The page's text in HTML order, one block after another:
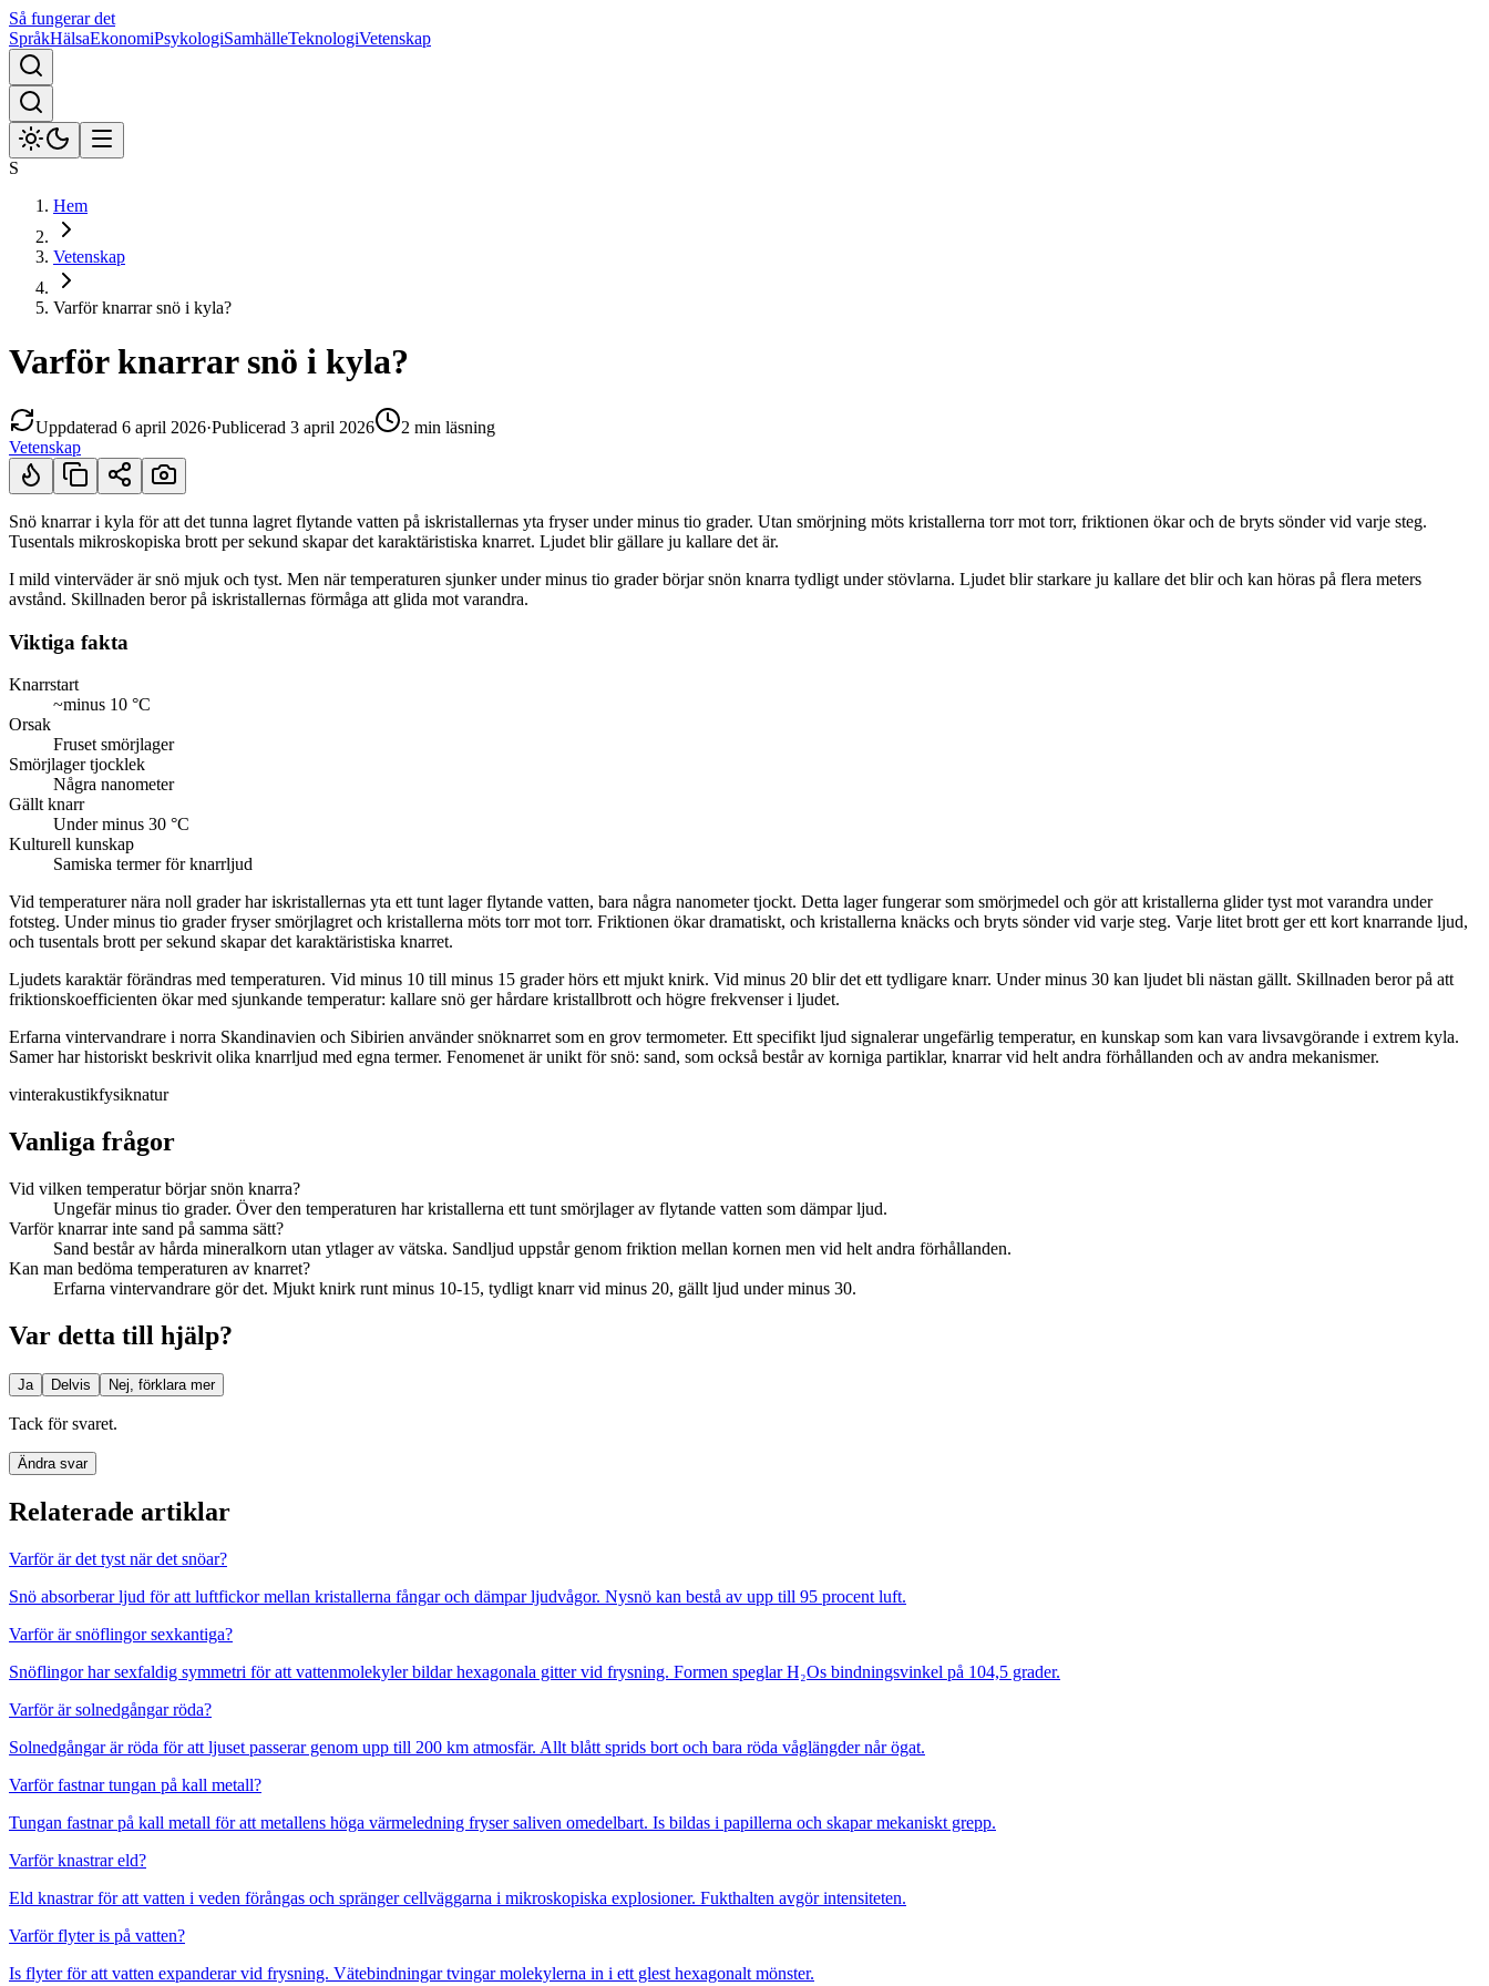
Så fungerar det
SpråkHälsaEkonomiPsykologiSamhälleTeknologiVetenskap
S
Hem
Vetenskap
Varför knarrar snö i kyla?
Varför knarrar snö i kyla?
Uppdaterad 6 april 2026·Publicerad 3 april 2026 2 min läsning
Vetenskap
Kort svar
Snö knarrar i kyla för att det tunna lagret flytande vatten på iskristallernas yta fryser under minus tio grader. Utan smörjning möts kristallerna torr mot torr, friktionen ökar och de bryts sönder vid varje steg.
Tusentals mikroskopiska brott per sekund skapar det karaktäristiska knarret. Ljudet blir gällare ju kallare det är.
I mild vinterväder är snö mjuk och tyst. Men när temperaturen sjunker under minus tio grader börjar snön knarra tydligt under stövlarna. Ljudet blir starkare ju kallare det blir och kan höras på flera meters
avstånd. Skillnaden beror på iskristallernas förmåga att glida mot varandra.
Viktiga fakta
Knarrstart
~minus 10 °C
Orsak
Fruset smörjlager
Smörjlager tjocklek
Några nanometer
Gällt knarr
Under minus 30 °C
Kulturell kunskap
Samiska termer för knarrljud
Vid temperaturer nära noll grader har iskristallernas yta ett tunt lager flytande vatten, bara några nanometer tjockt. Detta lager fungerar som smörjmedel och gör att kristallerna glider tyst mot varandra under
fotsteg. Under minus tio grader fryser smörjlagret och kristallerna möts torr mot torr. Friktionen ökar dramatiskt, och kristallerna knäcks och bryts sönder vid varje steg. Varje litet brott ger ett kort knarrande ljud,
och tusentals brott per sekund skapar det karaktäristiska knarret.
Ljudets karaktär förändras med temperaturen. Vid minus 10 till minus 15 grader hörs ett mjukt knirk. Vid minus 20 blir det ett tydligare knarr. Under minus 30 kan ljudet bli nästan gällt. Skillnaden beror på att
friktionskoefficienten ökar med sjunkande temperatur: kallare snö ger hårdare kristallbrott och högre frekvenser i ljudet.
Erfarna vintervandrare i norra Skandinavien och Sibirien använder snöknarret som en grov termometer. Ett specifikt ljud signalerar ungefärlig temperatur, en kunskap som kan vara livsavgörande i extrem kyla.
Samer har historiskt beskrivit olika knarrljud med egna termer. Fenomenet är unikt för snö: sand, som också består av korniga partiklar, knarrar vid helt andra förhållanden och av andra mekanismer.
vinterakustikfysiknatur
Vanliga frågor
Vid vilken temperatur börjar snön knarra?
Ungefär minus tio grader. Över den temperaturen har kristallerna ett tunt smörjlager av flytande vatten som dämpar ljud.
Varför knarrar inte sand på samma sätt?
Sand består av hårda mineralkorn utan ytlager av vätska. Sandljud uppstår genom friktion mellan kornen men vid helt andra förhållanden.
Kan man bedöma temperaturen av knarret?
Erfarna vintervandrare gör det. Mjukt knirk runt minus 10-15, tydligt knarr vid minus 20, gällt ljud under minus 30.
Var detta till hjälp?
Ja Delvis Nej, förklara mer
Tack för svaret.
Ändra svar
Relaterade artiklar
Varför är det tyst när det snöar?
Snö absorberar ljud för att luftfickor mellan kristallerna fångar och dämpar ljudvågor. Nysnö kan bestå av upp till 95 procent luft.
Varför är snöflingor sexkantiga?
Snöflingor har sexfaldig symmetri för att vattenmolekyler bildar hexagonala gitter vid frysning. Formen speglar H₂Os bindningsvinkel på 104,5 grader.
Varför är solnedgångar röda?
Solnedgångar är röda för att ljuset passerar genom upp till 200 km atmosfär. Allt blått sprids bort och bara röda våglängder når ögat.
Varför fastnar tungan på kall metall?
Tungan fastnar på kall metall för att metallens höga värmeledning fryser saliven omedelbart. Is bildas i papillerna och skapar mekaniskt grepp.
Varför knastrar eld?
Eld knastrar för att vatten i veden förångas och spränger cellväggarna i mikroskopiska explosioner. Fukthalten avgör intensiteten.
Varför flyter is på vatten?
Is flyter för att vatten expanderar vid frysning. Vätebindningar tvingar molekylerna in i ett glest hexagonalt mönster.